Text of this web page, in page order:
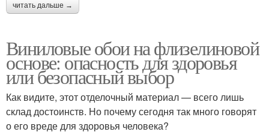
читать дальше →
Виниловые обои на флизелиновой
основе: опасность для здоровья
или безопасный выбор
Как видите, этот отделочный материал — всего лишь
склад достоинств. Но почему сегодня так много говорят
о его вреде для здоровья человека?